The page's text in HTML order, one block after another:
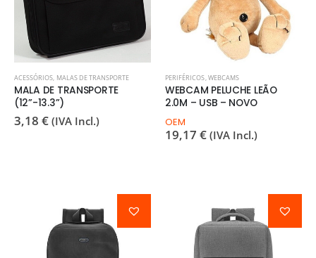
ACESSÓRIOS, MALAS DE TRANSPORTE
MALA DE TRANSPORTE
(12”-13.3”)
3,18 € (IVA Incl.)
PERIFÉRICOS,WEBCAMS
WEBCAM PELUCHE LEÃO
2.0M – USB – NOVO
OEM
19,17 € (IVA Incl.)